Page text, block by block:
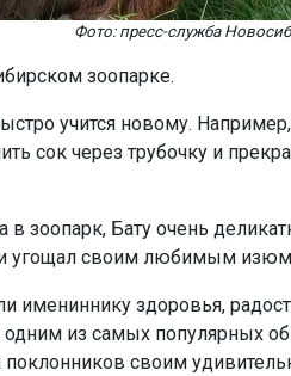
Фото: пресс-служба
зоопарке.
учится новому.
сок через трубочку и
зоопарк, Бату очень
и угощал своим любимым
имениннику здоровья,
из самых популярных
поклонников своим